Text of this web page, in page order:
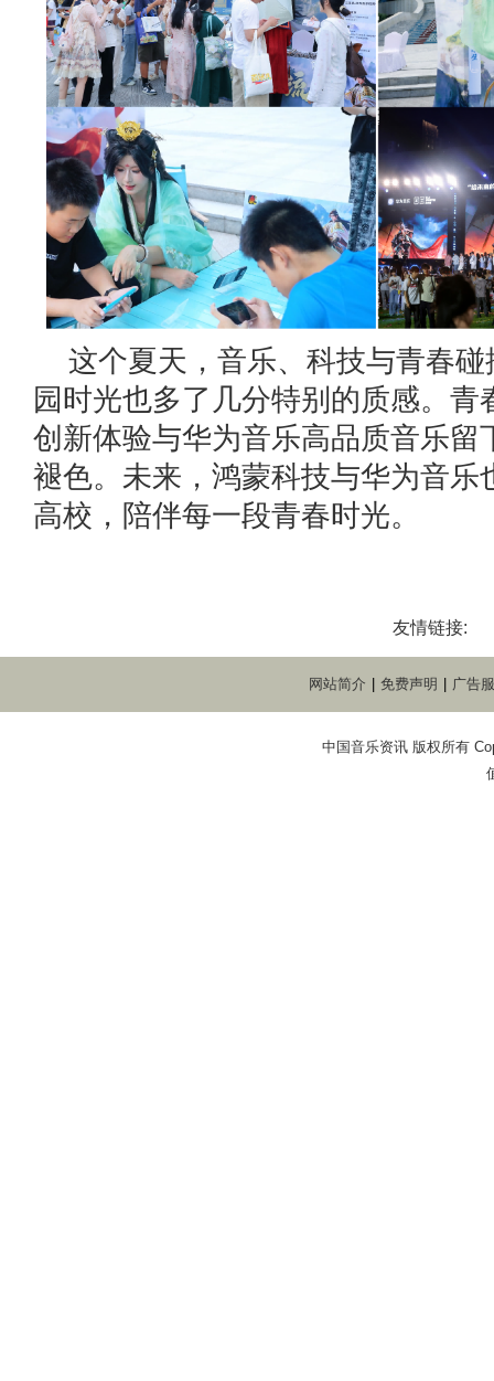
这个夏天，音乐、科技与青春
园时光也多了几分特别的质感。青
创新体验与华为音乐高品质音乐留
褪色。未来，鸿蒙科技与华为音乐
高校，陪伴每一段青春时光。
友情链接:
网站简介 免费声明 广告
中国音乐资讯 版权所有